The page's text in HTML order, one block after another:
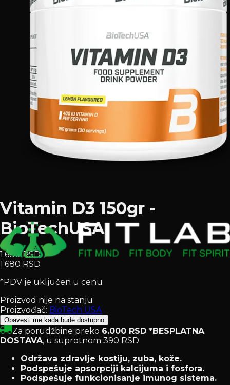
Vitamin D3 150gr -
BioTechUSA
1.680 RSD
1.680 RSD
*PDV je uključen u cenu
Proizvod nije na stanju
Proizvođač: BioTech USA
Obavesti me kada bude dostupno
Za porudžbine preko 6.000 RSD *BESPLATNA
DOSTAVA, u suprotnom 390 RSD
Održava zdravlje kostiju, zuba, kože.
Podspešuje apsorpciji kalcijuma i fosfora.
Podspešuje funkcionisanje imunog sistema.